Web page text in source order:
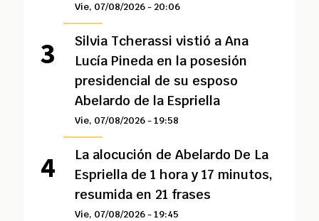
Vie, 07/08/2026 - 20:06
Silvia Tcherassi vistió a Ana
Lucía Pineda en la posesión
presidencial de su esposo
Abelardo de la Espriella
Vie, 07/08/2026 - 19:58
La alocución de Abelardo De La
Espriella de 1 hora y 17 minutos,
resumida en 21 frases
Vie, 07/08/2026 - 19:45